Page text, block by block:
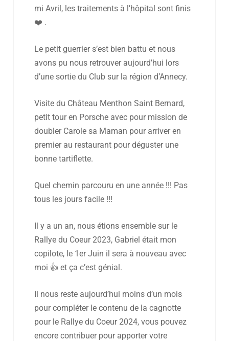
mi Avril, les traitements à l’hôpital sont finis
❤️ .
Le petit guerrier s’est bien battu et nous
avons pu nous retrouver aujourd’hui lors
d’une sortie du Club sur la région d’Annecy.
Visite du Château Menthon Saint Bernard,
petit tour en Porsche avec pour mission de
doubler Carole sa Maman pour arriver en
premier au restaurant pour déguster une
bonne tartiflette.
Quel chemin parcouru en une année !!! Pas
tous les jours facile !!!
Il y a un an, nous étions ensemble sur le
Rallye du Coeur 2023, Gabriel était mon
copilote, le 1er Juin il sera à nouveau avec
moi 👍 et ça c’est génial.
Il nous reste aujourd’hui moins d’un mois
pour compléter le contenu de la cagnotte
pour le Rallye du Coeur 2024, vous pouvez
encore contribuer pour apporter votre